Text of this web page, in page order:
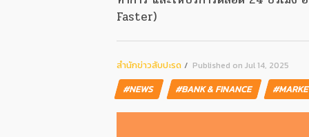
Faster)
สํานักข่าวสับปะรด Published on Jul 14, 2025
#NEWS #BANK & FINANCE